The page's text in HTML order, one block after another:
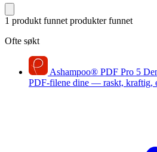
1 produkt funnet produkter funnet
Ofte søkt
Ashampoo® PDF Pro 5
PDF-filene dine — raskt, kraftig,